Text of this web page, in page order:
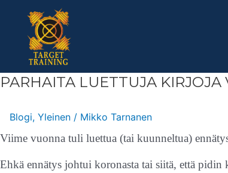
content
PARHAITA LUETTUJA
Blogi, Yleinen / Mikko Tarnanen
Viime vuonna tuli luettua (tai kuunneltua)
Ehkä ennätys johtui koronasta tai siitä, että
PARHAITA
LUETTUJA
2020